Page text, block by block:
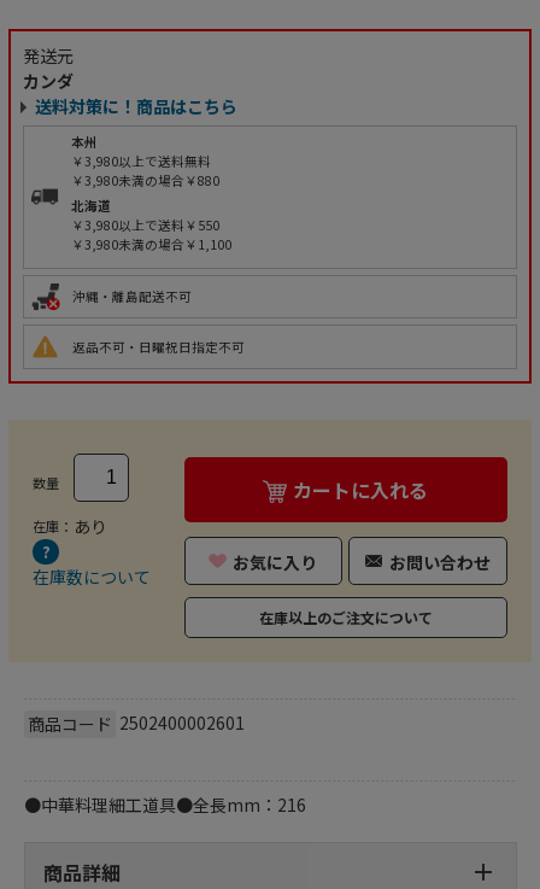
発送元
カンダ
送料対策に！商品はこちら
本州
￥3,980以上で送料無料
￥3,980未満の場合￥880
北海道
￥3,980以上で送料￥550
￥3,980未満の場合￥1,100
沖縄・離島配送不可
返品不可・日曜祝日指定不可
数量
在庫： あり
在庫数について
カートに入れる
お気に入り お問い合わせ
在庫以上のご注文について
商品コード 2502400002601
●中華料理細工道具●全長mm：216
商品詳細